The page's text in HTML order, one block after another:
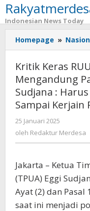
Lewati
ke
konten
Indonesian News Today
Homepage »
Kritik Keras
Mengandung
Sudjana :
Sampai Kerjain
25 Januari 2025
oleh Redaktur Merdesa
Jakarta – Ketua
(TPUA) Eggi
Ayat (2) dan Pasal
saat ini menjadi